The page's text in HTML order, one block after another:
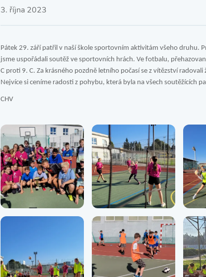
3. října 2023
Pátek 29. září patřil v naší škole sportovním aktivitám všeho druhu.
jsme uspořádali soutěž ve sportovních hrách. Ve fotbalu,
C proti 9. C. Za krásného pozdně letního počasí se z vítězství radovali
Nejvíce si ceníme radosti z pohybu, která byla na všech soutěžících
CHV